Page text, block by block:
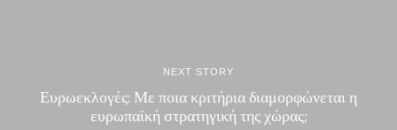
NEXT STORY
Ευρωεκλογές: Με ποια κριτήρια διαμορφώνεται η
ευρωπαϊκή στρατηγική της χώρας;